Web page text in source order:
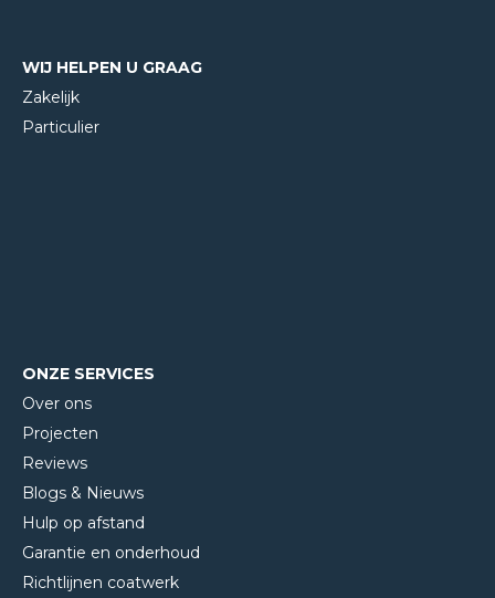
WIJ HELPEN U GRAAG
Zakelijk
Particulier
ONZE SERVICES
Over ons
Projecten
Reviews
Blogs & Nieuws
Hulp op afstand
Garantie en onderhoud
Richtlijnen coatwerk